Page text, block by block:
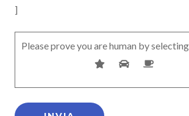
]
Please prove you are human by